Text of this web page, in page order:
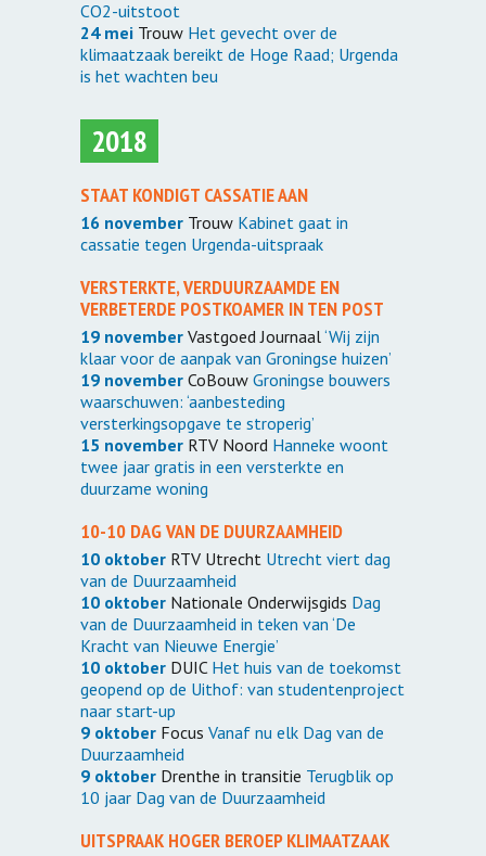
CO2-uitstoot
24 mei Trouw Het gevecht over de
klimaatzaak bereikt de Hoge Raad; Urgenda
is het wachten beu
2018
STAAT KONDIGT CASSATIE AAN
16 november Trouw Kabinet gaat in
cassatie tegen Urgenda-uitspraak
VERSTERKTE, VERDUURZAAMDE EN
VERBETERDE POSTKOAMER IN TEN POST
19 november Vastgoed Journaal‘Wij zijn
klaar voor de aanpak van Groningse huizen’
19 november CoBouw Groningse bouwers
waarschuwen: ‘aanbesteding
versterkingsopgave te stroperig’
15 november RTV Noord Hanneke woont
twee jaar gratis in een versterkte en
duurzame woning
10-10 DAG VAN DE DUURZAAMHEID
10 oktober RTV Utrecht Utrecht viert dag
van de Duurzaamheid
10 oktober Nationale Onderwijsgids Dag
van de Duurzaamheid in teken van ‘De
Kracht van Nieuwe Energie’
10 oktober DUIC Het huis van de toekomst
geopend op de Uithof: van studentenproject
naar start-up
9 oktober Focus Vanaf nu elk Dag van de
Duurzaamheid
9 oktober Drenthe in transitie Terugblik op
10 jaar Dag van de Duurzaamheid
UITSPRAAK HOGER BEROEP KLIMAATZAAK